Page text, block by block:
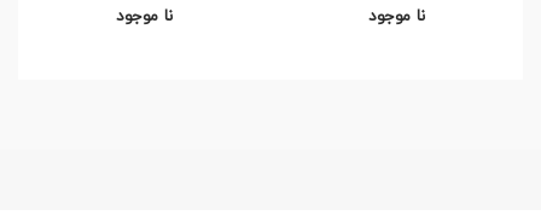
نا موجود نا موجود